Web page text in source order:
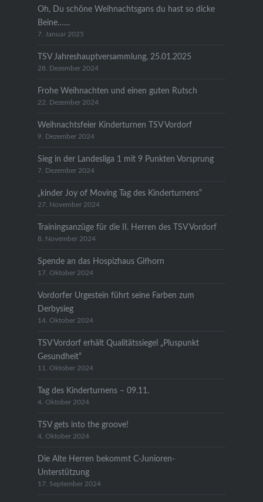
Oh, Du schöne Weihnachtsgans du hast so dicke
Beine……
7. Januar 2025
TSV Jahreshauptversammlung, 25.01.2025
28. Dezember 2024
Frohe Weihnachten und einen guten Rutsch
22. Dezember 2024
Weihnachtsfeier Kinderturnen TSV Vordorf
9. Dezember 2024
Sieg in der Landesliga 1 mit 9 Punkten Vorsprung
7. Dezember 2024
„kinder Joy of Moving Tag des Kinderturnens“
27. November 2024
Trainingsanzüge für die II. Herren des TSV Vordorf
8. November 2024
Spende an das Hospizhaus Gifhorn
17. Oktober 2024
Vordorfer Urgestein führt seine Farben zum
Derbysieg
14. Oktober 2024
TSV Vordorf erhält Qualitätssiegel „Pluspunkt
Gesundheit“
11. Oktober 2024
Tag des Kinderturnens – 09.11.
4. Oktober 2024
TSV gets into the groove!
4. Oktober 2024
Die Alte Herren bekommt C-Junioren-
Unterstützung
17. September 2024